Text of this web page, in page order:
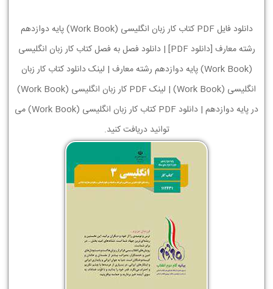
دانلود فایل PDF کتاب کار زبان انگليسی (Work Book) پایه دوازدهم
رشته معارف [دانلود PDF] | دانلود فصل به فصل کتاب کار زبان انگليسی
(Work Book) پایه دوازدهم رشته معارف | لینک دانلود کتاب کار زبان
انگليسی (Work Book) | لینک PDF کار زبان انگليسی (Work Book)
در پایه دوازدهم | دانلود PDF کتاب کار زبان انگليسی (Work Book) می
توانید دریافت کنید.